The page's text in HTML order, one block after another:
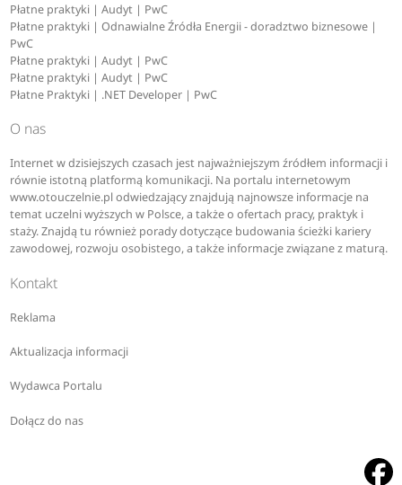
Płatne praktyki | Audyt | PwC
Płatne praktyki | Odnawialne Źródła Energii - doradztwo biznesowe |
PwC
Płatne praktyki | Audyt | PwC
Płatne praktyki | Audyt | PwC
Płatne Praktyki | .NET Developer | PwC
O nas
Internet w dzisiejszych czasach jest najważniejszym źródłem informacji i
równie istotną platformą komunikacji. Na portalu internetowym
www.otouczelnie.pl odwiedzający znajdują najnowsze informacje na
temat uczelni wyższych w Polsce, a także o ofertach pracy, praktyk i
staży. Znajdą tu również porady dotyczące budowania ścieżki kariery
zawodowej, rozwoju osobistego, a także informacje związane z maturą.
Kontakt
Reklama
Aktualizacja informacji
Wydawca Portalu
Dołącz do nas